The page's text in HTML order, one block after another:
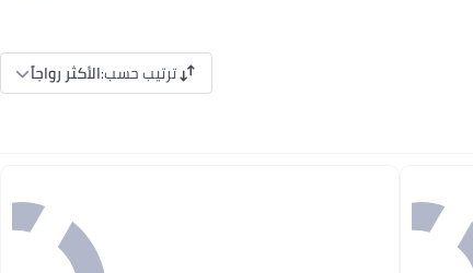
ترتيب حسب:الأكثر رواجاً